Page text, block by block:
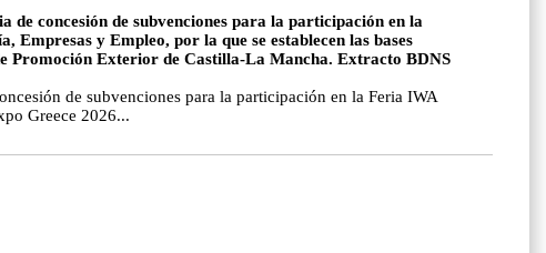
concesión de subvenciones para la participación en la
y Empleo, por la que se establecen las bases
Promoción Exterior de Castilla-La Mancha. Extracto BDNS
de subvenciones para la participación en la Feria IWA
Greece 2026...